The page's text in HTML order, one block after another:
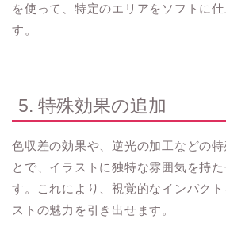
を使って、特定のエリアをソフトに
す。
5. 特殊効果の追加
色収差の効果や、逆光の加工などの
とで、イラストに独特な雰囲気を持
す。これにより、視覚的なインパク
ストの魅力を引き出せます。